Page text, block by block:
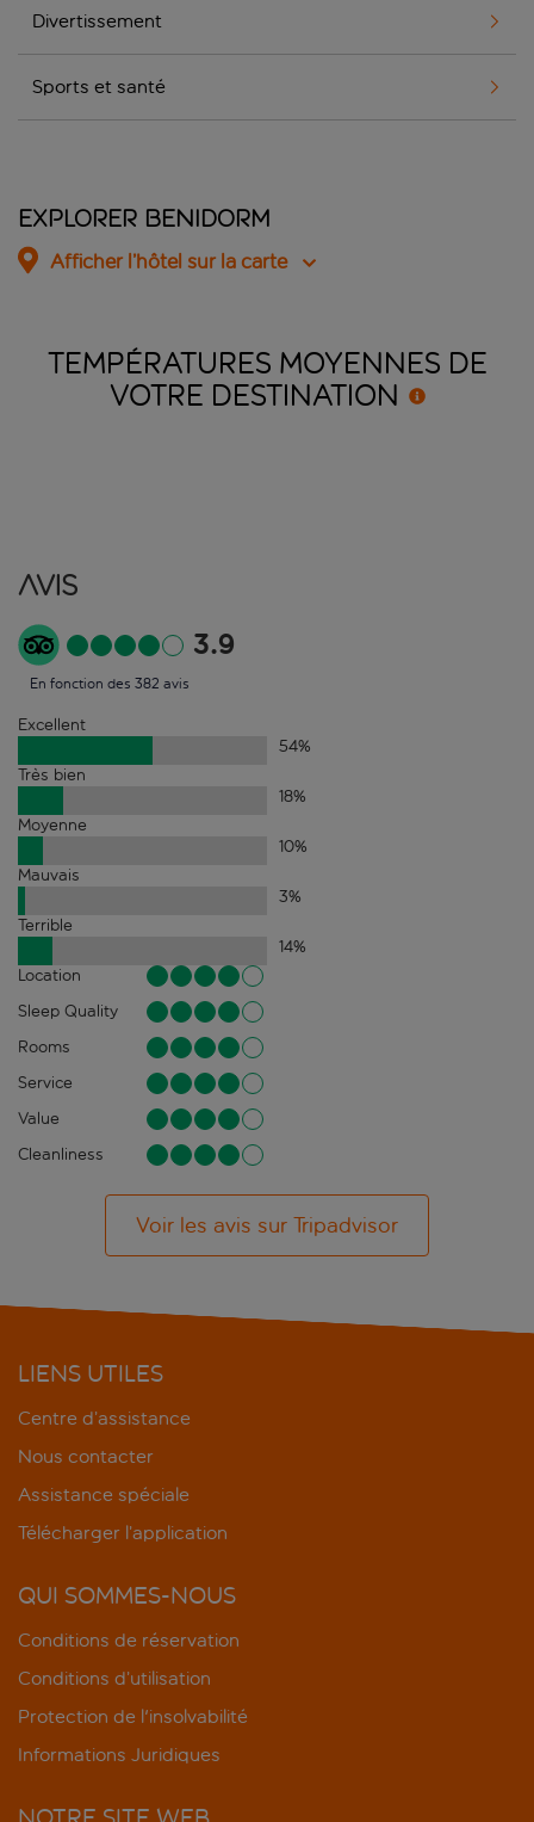
Divertissement
Sports et santé
Explorer Benidorm
Afficher l’hôtel sur la carte
TEMPÉRATURES MOYENNES DE
VOTRE DESTINATION
Avis
3.9
En fonction des 382 avis
Excellent
54%
Très bien
18%
Moyenne
10%
Mauvais
3%
Terrible
14%
Location
Sleep Quality
Rooms
Service
Value
Cleanliness
Voir les avis sur Tripadvisor
LIENS UTILES
Centre d’assistance
Nous contacter
Assistance spéciale
Télécharger l’application
QUI SOMMES-NOUS
Conditions de réservation
Conditions d’utilisation
Protection de l'insolvabilité
Informations Juridiques